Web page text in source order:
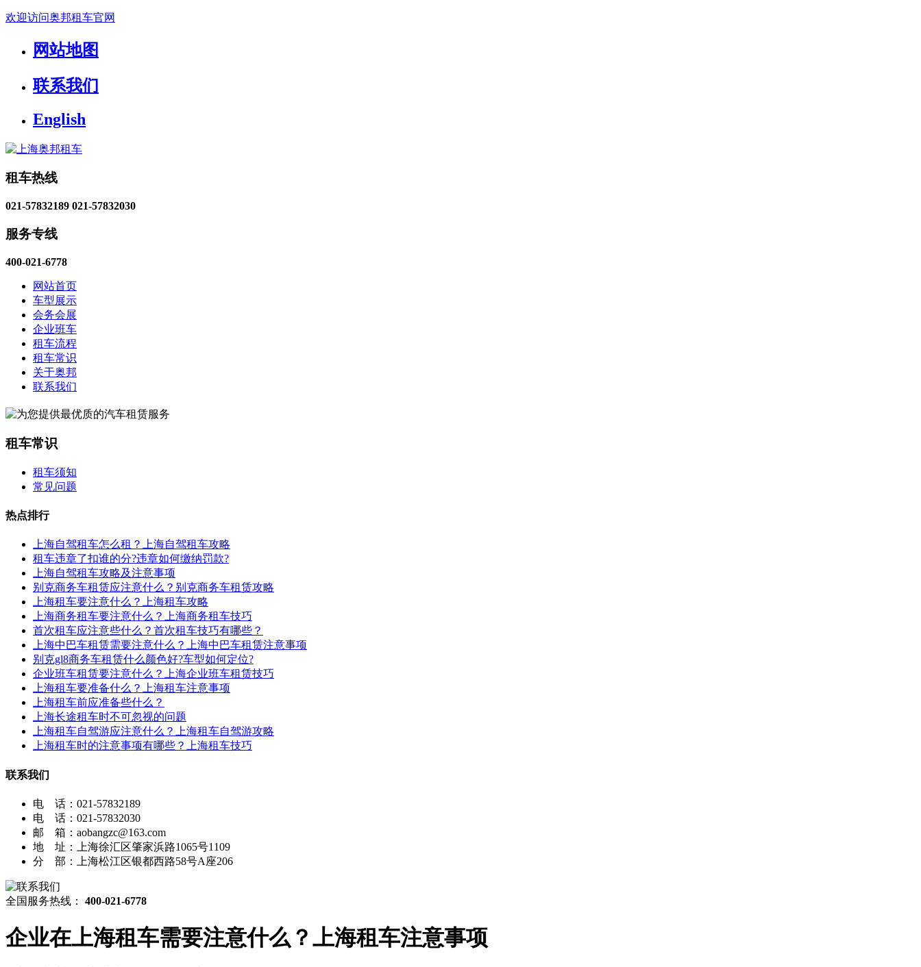
欢迎访问奥邦租车官网
网站地图
联系我们
English
租车热线
021-57832189 021-57832030
服务专线
400-021-6778
网站首页
车型展示
会务会展
企业班车
租车流程
租车常识
关于奥邦
联系我们
租车常识
租车须知
常见问题
热点排行
上海自驾租车怎么租？上海自驾租车攻略
租车违章了扣谁的分?违章如何缴纳罚款?
上海自驾租车攻略及注意事项
别克商务车租赁应注意什么？别克商务车租赁攻略
上海租车要注意什么？上海租车攻略
上海商务租车要注意什么？上海商务租车技巧
首次租车应注意些什么？首次租车技巧有哪些？
上海中巴车租赁需要注意什么？上海中巴车租赁注意事项
别克gl8商务车租赁什么颜色好?车型如何定位?
企业班车租赁要注意什么？上海企业班车租赁技巧
上海租车要准备什么？上海租车注意事项
上海租车前应准备些什么？
上海长途租车时不可忽视的问题
上海租车自驾游应注意什么？上海租车自驾游攻略
上海租车时的注意事项有哪些？上海租车技巧
联系我们
电 话：021-57832189
电 话：021-57832030
邮 箱：aobangzc@163.com
地 址：上海徐汇区肇家浜路1065号1109
分 部：上海松江区银都西路58号A座206
全国服务热线： 400-021-6778
企业在上海租车需要注意什么？上海租车注意事项